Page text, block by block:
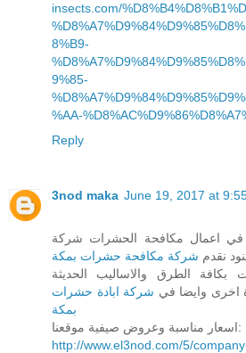
insects.com/
8%B9-
9%85-
%AA-
Reply
3nod maka June 19, 2017 at
اعمال مكافحة الحشرات شركة
نقدم شركة مكافحة حشرات بمكة
بكافة الطرق والاساليب الحديثة
اخرى وايضا في شركة ابادة حشرات
بمكة
اسعار مناسبة وعروض صيفية موقعنا:
http://www.el3nod.com/5/